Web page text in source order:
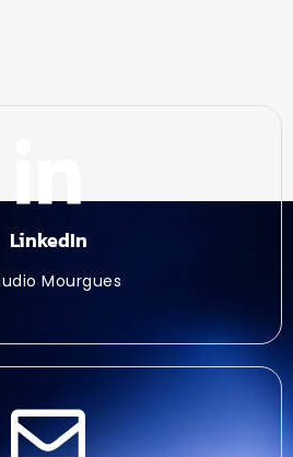
LinkedIn
Mourgues